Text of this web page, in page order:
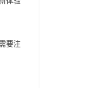
要注